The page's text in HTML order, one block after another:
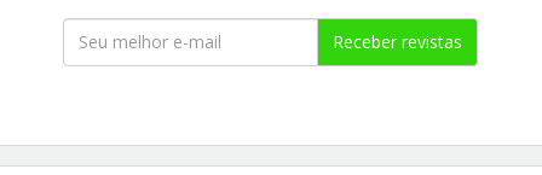
Receber revistas